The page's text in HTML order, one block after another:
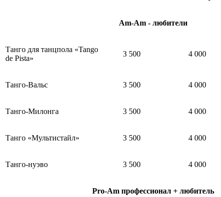
Am-Am - любители
Танго для танцпола «Tango
de Pista»
3 500 4 000
Танго-Вальс 3 500 4 000
Танго-Милонга 3 500 4 000
Танго «Мультистайл» 3 500 4 000
Танго-нуэво 3 500 4 000
Pro-Am профессионал + любитель